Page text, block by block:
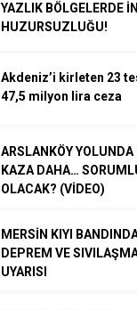
YAZLIK BÖLGELERDE
HUZURSUZLUĞU!
Akdeniz’i kirleten 23
47,5 milyon lira ceza
ARSLANKÖY YOLUNDA
KAZA DAHA…
OLACAK? (VİDEO)
MERSİN KIYI
DEPREM VE
UYARISI